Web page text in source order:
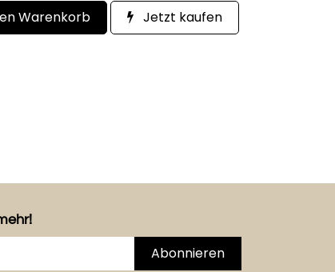
Warenkorb Jetzt kaufen
Abonnieren